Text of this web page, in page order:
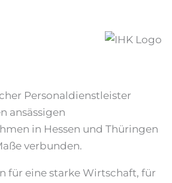
Personaldienstleister
ansässigen
in Hessen und Thüringen
verbunden.
für eine starke Wirtschaft, für